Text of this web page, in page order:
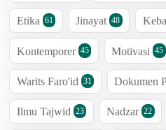
Etika 61 Jinayat 48
Kontemporer 45 Motivasi 45
Warits Faro'id 31 Dokumen
Ilmu Tajwid 23 Nadzar 22